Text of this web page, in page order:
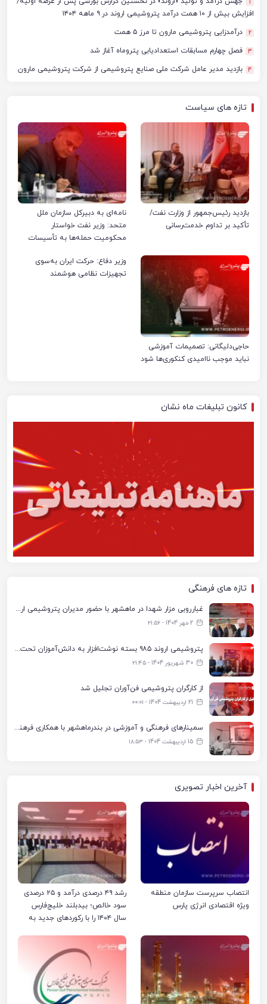
1
افزایش بیش از ۱۰ همت درآمد پتروشیمی اروند در ۹ ماهه ۱۴۰۴
2 درآمدزایی پتروشیمی مارون تا مرز ۵ همت
3 فصل چهارم مسابقات استعدادیابی پتروماه آغاز شد
4 بازدید مدیر عامل شرکت ملی صنایع پتروشیمی از شرکت پتروشیمی مارون
تازه های سیاست
بازدید رئیس‌جمهور از وزارت نفت/
تأکید بر تداوم خدمت‌رسانی
نامه‌ای به دبیرکل سازمان ملل
متحد: وزیر نفت خواستار
محکومیت حمله‌ها به تأسیسات
حاجی‌دلیگانی: تصمیمات آموزشی
نباید موجب ناامیدی کنکوری‌ها شود
وزیر دفاع: حرکت ایران به‌سوی
تجهیزات نظامی هوشمند
کانون تبلیغات ماه نشان
تازه های فرهنگی
غبارروبی مزار شهدا در ماهشهر با حضور مدیران پتروشیمی اروند و مسئولان شهری
2 مهر 1404 - ۲۱:۵۶
پتروشیمی اروند ۹۸۵ بسته نوشت‌افزار به دانش‌آموزان تحت پوشش کمیته امداد بندرماهشهر اهدا کرد
30 شهریور 1404 - ۲۱:۴۵
از کارگران پتروشیمی فن‌آوران تجلیل شد
21 اردیبهشت 1404 - ۰۰:۰۱
سمینارهای فرهنگی و آموزشی در بندرماهشهر با همکاری فرهنگ‌سرای پتروشیمی مارون
15 اردیبهشت 1404 - ۱۸:۵۳
آخرین اخبار تصویری
انتصاب سرپرست سازمان منطقه
ویژه اقتصادی انرژی پارس
رشد ۴۹ درصدی درآمد و ۲۵ درصدی
سود خالص؛ بیدبلند خلیج‌فارس
سال ۱۴۰۴ را با رکوردهای جدید به